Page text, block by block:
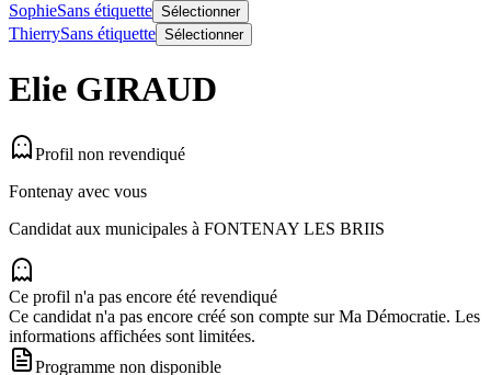
SophieSans étiquette Sélectionner
ThierrySans étiquette Sélectionner
Elie GIRAUD
Profil non revendiqué
Fontenay avec vous
Candidat aux municipales à FONTENAY LES BRIIS
Ce profil n'a pas encore été revendiqué
Ce candidat n'a pas encore créé son compte sur Ma Démocratie. Les
informations affichées sont limitées.
Programme non disponible